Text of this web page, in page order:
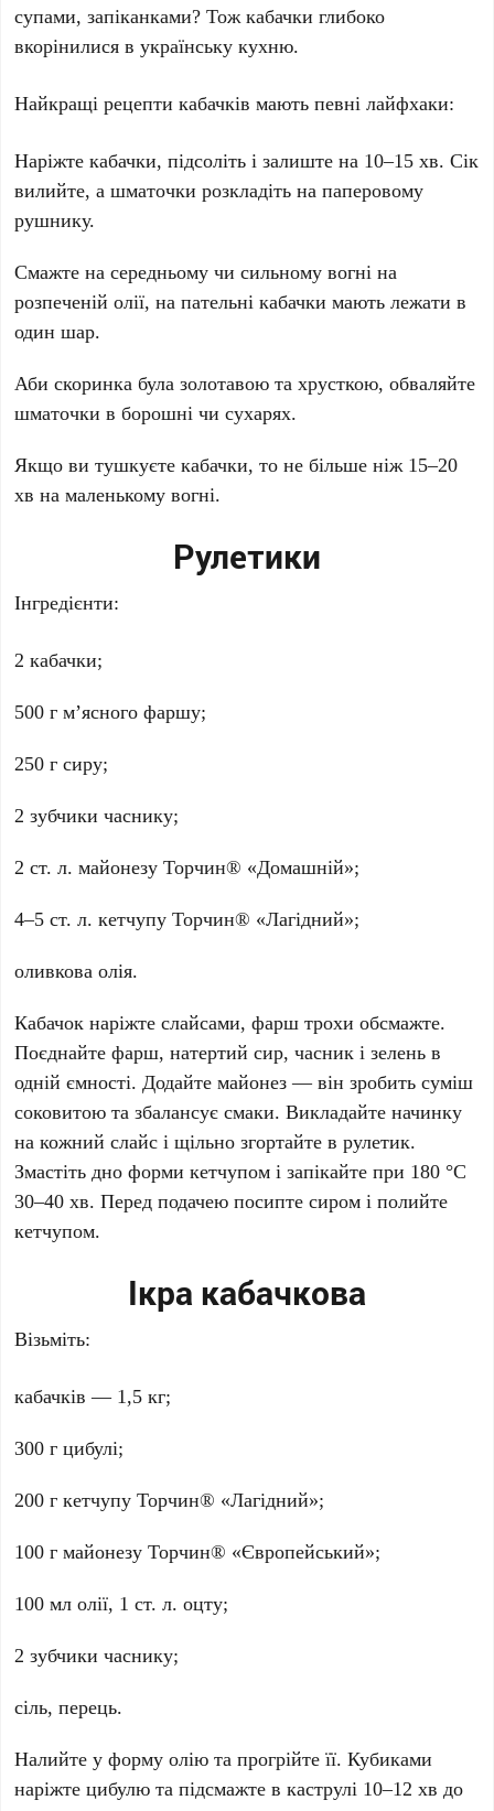
супами, запіканками? Тож кабачки глибоко
вкорінилися в українську кухню.
Найкращі рецепти кабачків мають певні лайфхаки:
Наріжте кабачки, підсоліть і залиште на 10–15 хв. Сік
вилийте, а шматочки розкладіть на паперовому
рушнику.
Смажте на середньому чи сильному вогні на
розпеченій олії, на пательні кабачки мають лежати в
один шар.
Аби скоринка була золотавою та хрусткою, обваляйте
шматочки в борошні чи сухарях.
Якщо ви тушкуєте кабачки, то не більше ніж 15–20
хв на маленькому вогні.
Рулетики
Інгредієнти:
2 кабачки;
500 г м’ясного фаршу;
250 г сиру;
2 зубчики часнику;
2 ст. л. майонезу Торчин® «Домашній»;
4–5 ст. л. кетчупу Торчин® «Лагідний»;
оливкова олія.
Кабачок наріжте слайсами, фарш трохи обсмажте.
Поєднайте фарш, натертий сир, часник і зелень в
одній ємності. Додайте майонез — він зробить суміш
соковитою та збалансує смаки. Викладайте начинку
на кожний слайс і щільно згортайте в рулетик.
Змастіть дно форми кетчупом і запікайте при 180 °C
30–40 хв. Перед подачею посипте сиром і полийте
кетчупом.
Ікра кабачкова
Візьміть:
кабачків — 1,5 кг;
300 г цибулі;
200 г кетчупу Торчин® «Лагідний»;
100 г майонезу Торчин® «Європейський»;
100 мл олії, 1 ст. л. оцту;
2 зубчики часнику;
сіль, перець.
Налийте у форму олію та прогрійте її. Кубиками
наріжте цибулю та підсмажте в каструлі 10–12 хв до